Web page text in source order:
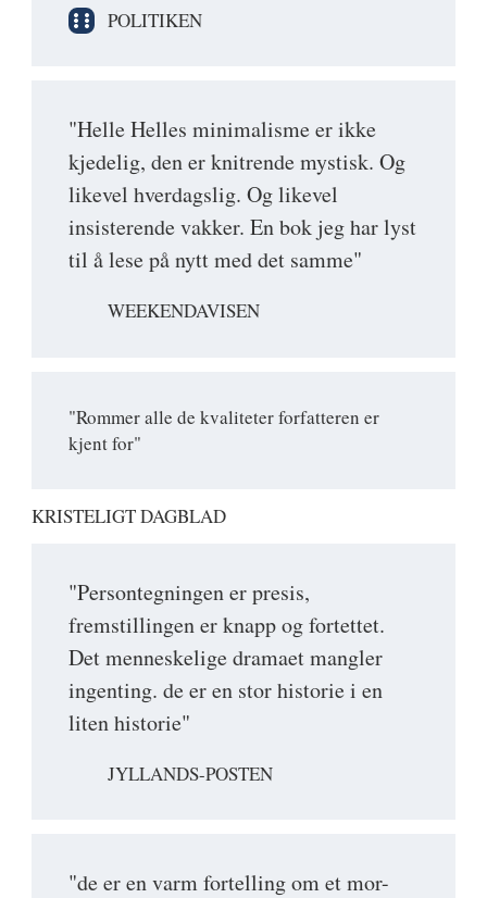
POLITIKEN
"Helle Helles minimalisme er ikke
kjedelig, den er knitrende mystisk. Og
likevel hverdagslig. Og likevel
insisterende vakker. En bok jeg har lyst
til å lese på nytt med det samme"
WEEKENDAVISEN
"Rommer alle de kvaliteter forfatteren er
kjent for"
KRISTELIGT DAGBLAD
"Persontegningen er presis,
fremstillingen er knapp og fortettet.
Det menneskelige dramaet mangler
ingenting. de er en stor historie i en
liten historie"
JYLLANDS-POSTEN
"de er en varm fortelling om et mor-